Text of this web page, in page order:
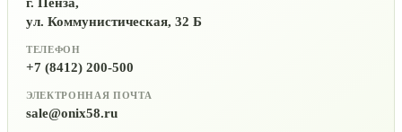
ул. Коммунистическая, 32 Б
ТЕЛЕФОН
+7 (8412) 200-500
ЭЛЕКТРОННАЯ ПОЧТА
sale@onix58.ru